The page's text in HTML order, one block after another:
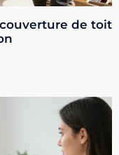
de toit